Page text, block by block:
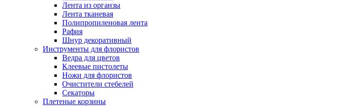
Лента из органзы
Лента тканевая
Полипропиленовая лента
Рафия
Шнур декоративный
Инструменты для флористов
Ведра для цветов
Клеевые пистолеты
Ножи для флористов
Очистители стебелей
Секаторы
Плетеные корзины